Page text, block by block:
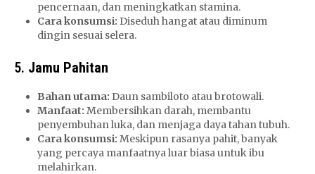
pencernaan, dan meningkatkan stamina.
Cara konsumsi: Diseduh hangat atau diminum
dingin sesuai selera.
5. Jamu Pahitan
Bahan utama: Daun sambiloto atau brotowali.
Manfaat: Membersihkan darah, membantu
penyembuhan luka, dan menjaga daya tahan tubuh.
Cara konsumsi: Meskipun rasanya pahit, banyak
yang percaya manfaatnya luar biasa untuk ibu
melahirkan.